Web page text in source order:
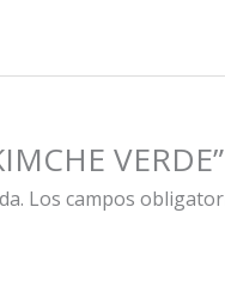
VERDE”
Los campos